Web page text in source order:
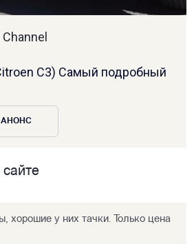
C3) Самый подробный
АНОНС
хорошие у них тачки. Только цена